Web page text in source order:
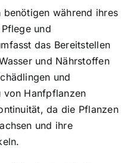
während ihres
und
das Bereitstellen
und Nährstoffen
und
von Hanfpflanzen
da die Pflanzen
und ihre